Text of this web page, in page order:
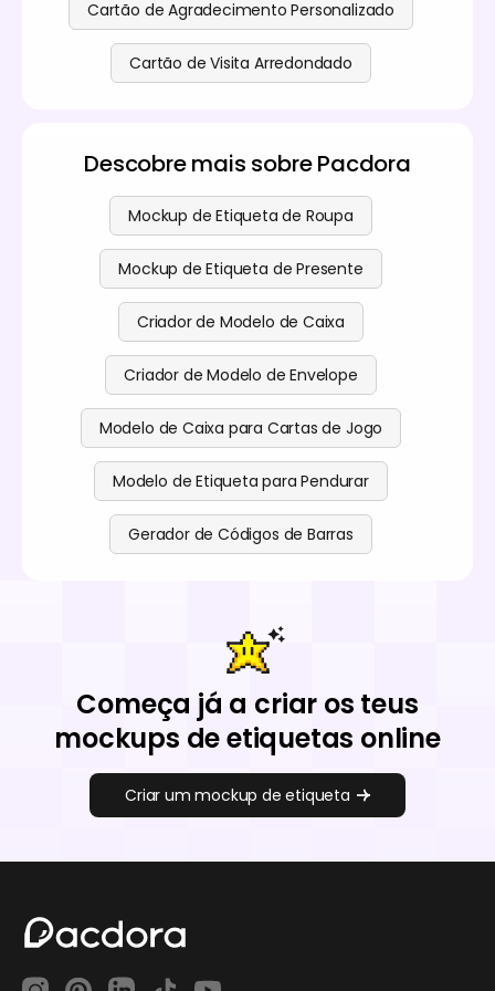
Cartão de Agradecimento Personalizado
Cartão de Visita Arredondado
Descobre mais sobre Pacdora
Mockup de Etiqueta de Roupa
Mockup de Etiqueta de Presente
Criador de Modelo de Caixa
Criador de Modelo de Envelope
Modelo de Caixa para Cartas de Jogo
Modelo de Etiqueta para Pendurar
Gerador de Códigos de Barras
Começa já a criar os teus
mockups de etiquetas online
Criar um mockup de etiqueta